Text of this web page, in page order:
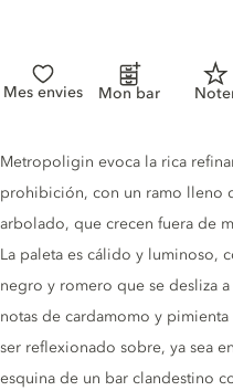
Mes envies Mon bar
Gin description
Metropoligin evoca la rica
prohibición, con un ramo lleno
arbolado, que crecen fuera de
La paleta es cálido y luminoso,
negro y romero que se desliza
notas de cardamomo y
ser reflexionado sobre, ya sea
esquina de un bar clandestino